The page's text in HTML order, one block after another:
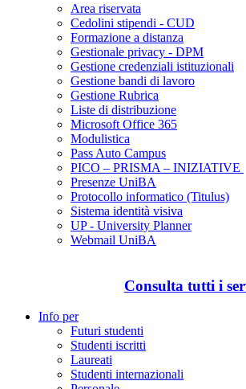
Area riservata
Cedolini stipendi - CUD
Formazione a distanza
Gestionale privacy - DPM
Gestione credenziali istituzionali
Gestione bandi di lavoro
Gestione Rubrica
Liste di distribuzione
Microsoft Office 365
Modulistica
Pass Auto Campus
PICO – PRISMA – INIZIATIVE
Presenze UniBA
Protocollo informatico (Titulus)
Sistema identità visiva
UP - University Planner
Webmail UniBA
Consulta tutti i
Info per
Futuri studenti
Studenti iscritti
Laureati
Studenti internazionali